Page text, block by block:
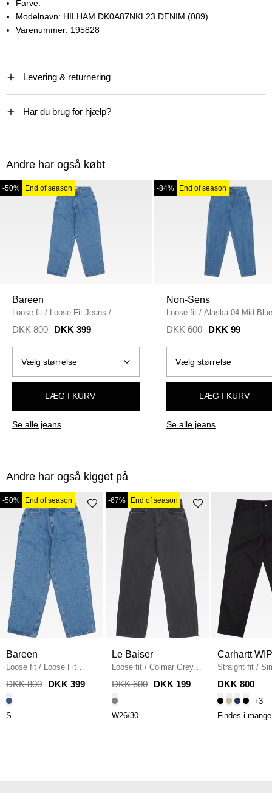
Farve:
Modelnavn: HILHAM DK0A87NKL23 DENIM (089)
Varenummer: 195828
Levering & returnering
Har du brug for hjælp?
Andre har også købt
-50% End of season
Bareen
Loose fit / Loose Fit Jeans /
WASHED BLUE
DKK 800 DKK 399
LÆG I KURV
Se alle jeans
-84% End of season
Non-Sens
Loose fit / Alaska 04 Mid Blue
Jeans / BLÅ
DKK 600 DKK 99
LÆG I KURV
Se alle jeans
Andre har også kigget på
-50% End of season
Bareen
Loose fit /
Loose Fit
Jeans / WASHED BLUE
DKK 800 DKK 399
S
-67% End of season
Le Baiser
Loose fit / Colmar Grey
Jeans / GRÅ
DKK 600 DKK 199
W26/30
Carhartt WIP
Straight fit /
I020075 /
DKK 800
+3
Findes i